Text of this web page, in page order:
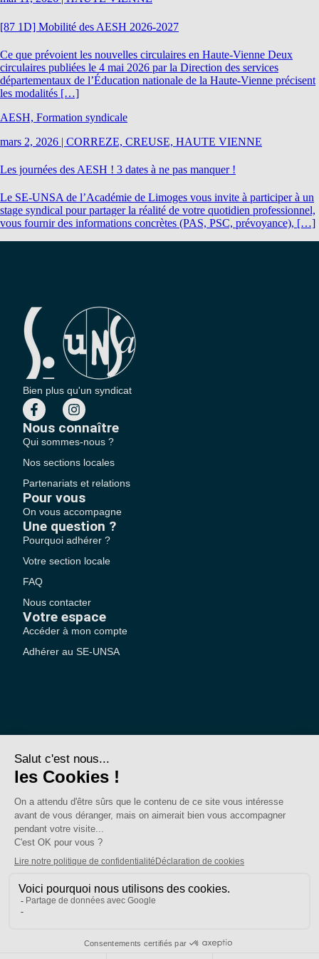
[87 1D] Mobilité des AESH 2026-2027
Ce que prévoient les nouvelles circulaires en Haute-Vienne Deux
circulaires publiées le 4 mai 2026 par la Direction des services
départementaux de l’Éducation nationale de la Haute-Vienne précisent
les modalités […]
AESH, Formation syndicale
mars 2, 2026 | CORREZE, CREUSE, HAUTE VIENNE
Les journées des AESH ! 3 dates à ne pas manquer !
Le SE-UNSA de l’Académie de Limoges vous invite à participer à un
stage syndical pour partager la réalité de votre quotidien professionnel,
vous fournir des informations concrètes (PAS, PSC, prévoyance), […]
Bien plus qu'un syndicat
Nous connaître
Qui sommes-nous ?
Nos sections locales
Partenariats et relations
Pour vous
On vous accompagne
Une question ?
Pourquoi adhérer ?
Votre section locale
FAQ
Nous contacter
Votre espace
Accéder à mon compte
Adhérer au SE-UNSA
SE-Unsa est un syndicat de l’UNSA
Politique de confidentialité